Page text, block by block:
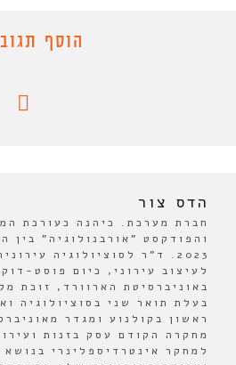
הוסף
הדס צור
חברת מערכת. כיהנה כעורכת
2023. ד"ר לסוציולוגיה
לעיצוב עירוני, כיום פוסט-
באוניברסיטת הארוורד, זוכת
בעלת תואר שני בסוציולוגיה
ראשון בקולנוע ומגדר
מחקרה הקודם עסק בזנות
למחקר אינטרדיספלינרי